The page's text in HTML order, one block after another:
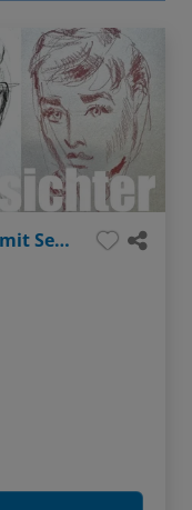
After Work: "Offenes Atelier" mit Sebastian - Thema: Gesichter ganz einfach (Bleistift / Aquarellstifte)